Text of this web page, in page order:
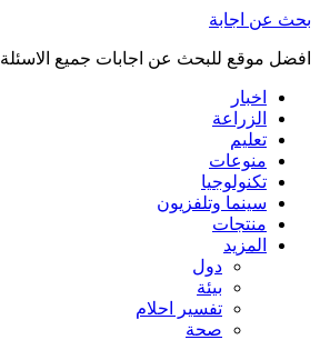
بحث عن اجابة
افضل موقع للبحث عن اجابات جميع الاسئلة
اخبار
الزراعة
تعليم
منوعات
تكنولوجيا
سينما وتلفزيون
منتجات
المزيد
دول
بيئة
تفسير احلام
صحة